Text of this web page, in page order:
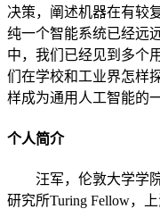
决策，阐述机器在有较
纯一个智能系统已经远
中，我们已经见到多个
们在学校和工业界怎样
样成为通用人工智能的
个人简介
汪军，伦敦大学学
研究所Turing Fellow，